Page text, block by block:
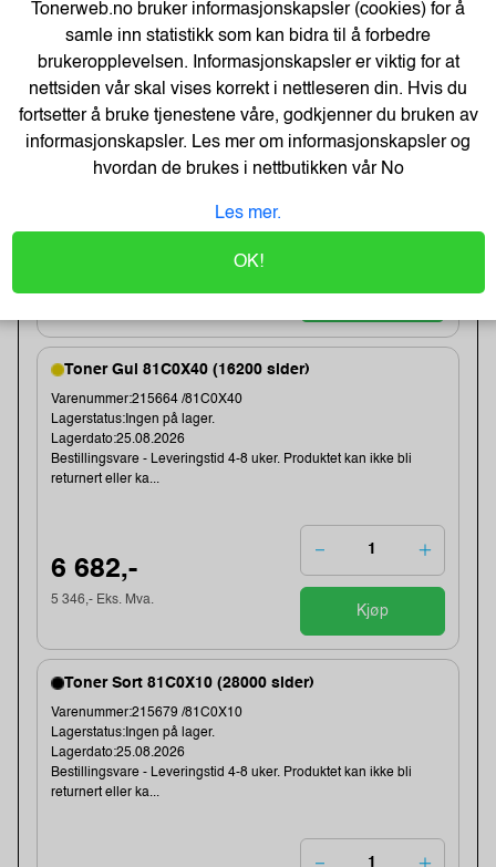
Toner Magenta 81C0X30 (16200 sider)
Varenummer:215672 /81C0X30
Lagerstatus:Ingen på lager.
Lagerdato:25.08.2026
Bestillingsvare - Leveringstid 4-8 uker. Produktet kan ikke bli
returnert eller ka...
Kjøp
Toner Gul 81C0X40 (16200 sider)
Varenummer:215664 /81C0X40
Lagerstatus:Ingen på lager.
Lagerdato:25.08.2026
Bestillingsvare - Leveringstid 4-8 uker. Produktet kan ikke bli
returnert eller ka...
6 682,-
5 346,- Eks. Mva.
Kjøp
Toner Sort 81C0X10 (28000 sider)
Varenummer:215679 /81C0X10
Lagerstatus:Ingen på lager.
Lagerdato:25.08.2026
Bestillingsvare - Leveringstid 4-8 uker. Produktet kan ikke bli
returnert eller ka...
Tonerweb.no bruker informasjonskapsler (cookies) for å
samle inn statistikk som kan bidra til å forbedre
brukeropplevelsen. Informasjonskapsler er viktig for at
nettsiden vår skal vises korrekt i nettleseren din. Hvis du
fortsetter å bruke tjenestene våre, godkjenner du bruken av
informasjonskapsler. Les mer om informasjonskapsler og
hvordan de brukes i nettbutikken vårNo
Les mer.
OK!